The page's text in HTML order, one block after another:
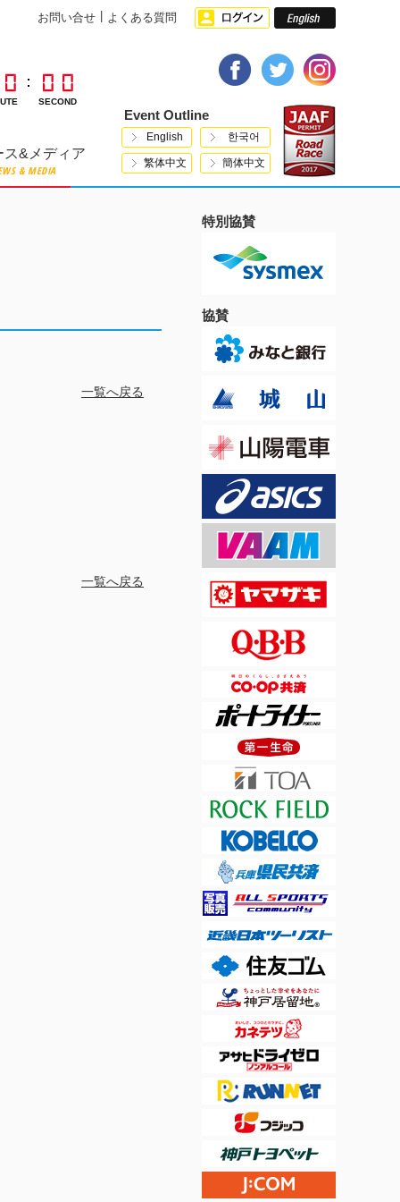
お問い合せ よくある質問
SECOND
ス&メディア
& MEDIA
Event Outline
English 한국어
繁体中文 簡体中文
一覧へ戻る
一覧へ戻る
特別協賛
協賛